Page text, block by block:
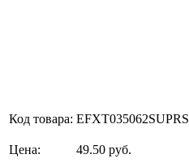
Код товара: EFXT035062SUPRS
Цена: 49.50 руб.